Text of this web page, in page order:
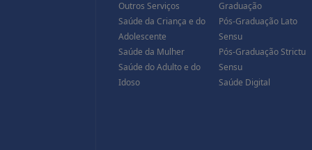
Outros Serviços
Saúde da Criança e do
Adolescente
Saúde da Mulher
Saúde do Adulto e do
Idoso
Graduação
Pós-Graduação Lato
Sensu
Pós-Graduação Strictu
Sensu
Saúde Digital